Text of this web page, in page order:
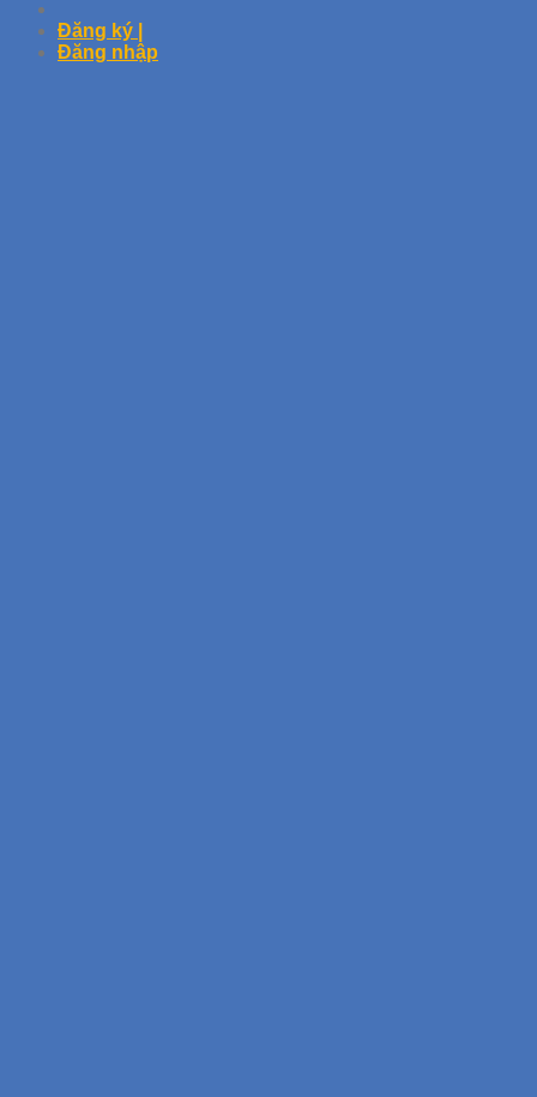
Đăng ký |
Đăng nhập